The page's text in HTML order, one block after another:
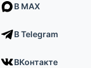
В MAX
В Telegram
ВКонтакте